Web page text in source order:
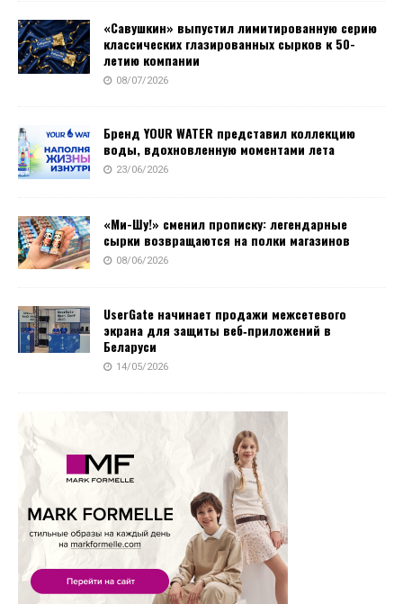
«Савушкин» выпустил лимитированную серию
классических глазированных сырков к 50-
летию компании
08/07/2026
Бренд YOUR WATER представил коллекцию
воды, вдохновленную моментами лета
23/06/2026
«Ми-Шу!» сменил прописку: легендарные
сырки возвращаются на полки магазинов
08/06/2026
UserGate начинает продажи межсетевого
экрана для защиты веб‑приложений в
Беларуси
14/05/2026